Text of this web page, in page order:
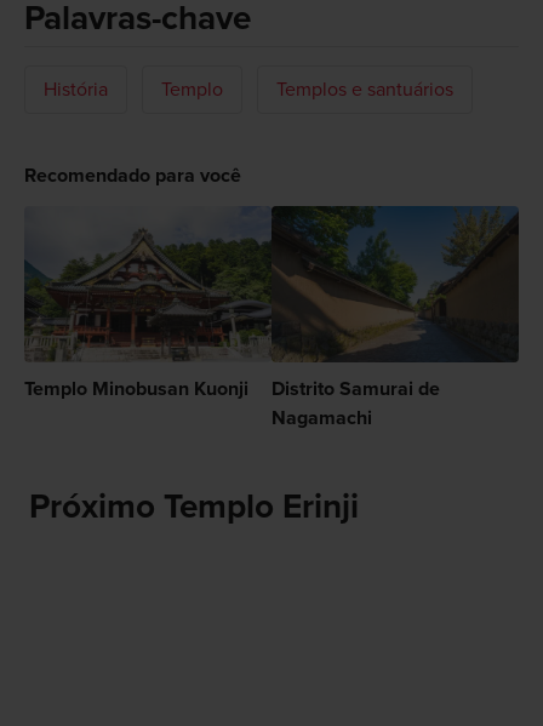
Palavras-chave
História Templo Templos e santuários
Recomendado para você
Templo Minobusan Kuonji
Distrito Samurai de
Nagamachi
Próximo Templo Erinji